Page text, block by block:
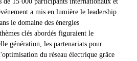
a mis en lumière le leadership
le domaine des énergies
clés abordés figuraient le
génération, les partenariats pour
du réseau électrique grâce